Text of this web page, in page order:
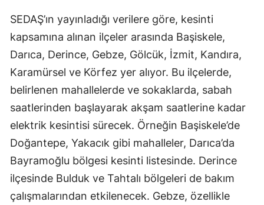
Kars
Kastamonu
Kayseri
Kırklareli
Kırşehir
Kocaeli
Konya
SEDAŞ’ın yayınladığı verilere göre, kesinti
kapsamına alınan ilçeler arasında Başiskele,
Darıca, Derince, Gebze, Gölcük, İzmit, Kandıra,
Karamürsel ve Körfez yer alıyor. Bu ilçelerde,
belirlenen mahallelerde ve sokaklarda, sabah
saatlerinden başlayarak akşam saatlerine kadar
elektrik kesintisi sürecek. Örneğin Başiskele’de
Doğantepe, Yakacık gibi mahalleler, Darıca’da
Bayramoğlu bölgesi kesinti listesinde. Derince
ilçesinde Bulduk ve Tahtalı bölgeleri de bakım
çalışmalarından etkilenecek. Gebze, özellikle